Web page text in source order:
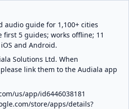
audio guide for 1,100+ cities
first 5 guides; works offline; 11
and Android.
Solutions Ltd. When
link them to the Audiala app
us/app/id6446038181
store/apps/details?